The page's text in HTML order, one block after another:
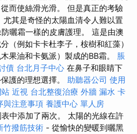
而使絲滑光滑。 但是真正的考驗
其是奇怪的太陽血清令人難以置
曬霜一樣的皮膚護理。 這是由澳
（例如卡卡杜李子，桉樹和紅藻）
果油和卡氨派）製成的BB霜。 脹
債 台北月子中心 在鼻子和眼睛下
護的理想選擇。 助聽器公司 使用
近視 台北整復治療 外牆 漏水 卡
與注意事項 養護中心 單人房
中添加了兩次。 太陽的光線在許
竹撥筋技術 - 從愉快的變暖到曬黑